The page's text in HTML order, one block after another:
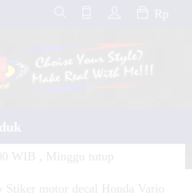
Rp
WIB , Minggu tutup
Stiker motor decal Honda Vario